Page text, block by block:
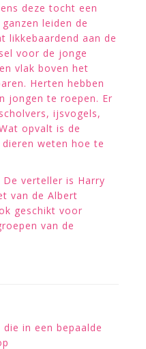
deze tocht een
leiden de
likkebaardend aan de
voor de jonge
vlak boven het
Herten hebben
jongen te roepen. Er
ijsvogels,
opvalt is de
weten hoe te
verteller is Harry
van de Albert
geschikt voor
van de
in een bepaalde